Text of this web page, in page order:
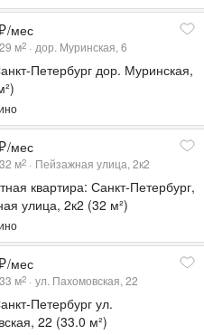
/мес
29 м2 дор. Муринская, 6
Петербург дор. Муринская,
/мес
32 м2 Пейзажная улица, 2к2
квартира: Санкт-Петербург,
улица, 2к2 (32 м²)
/мес
33 м2 ул. Пахомовская, 22
Петербург ул.
22 (33.0 м²)